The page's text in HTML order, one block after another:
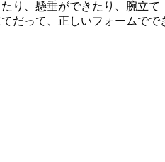
り、懸垂ができたり、腕立て
だって、正しいフォームでで